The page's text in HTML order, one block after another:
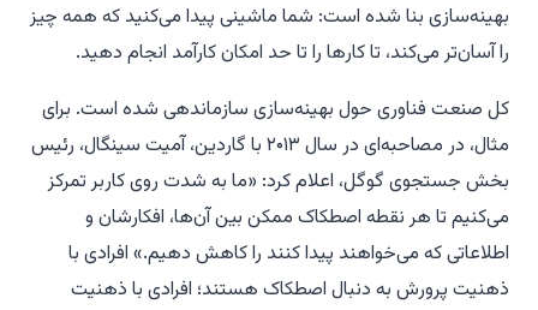
بهینه‌سازی بنا شده است: شما ماشینی پیدا می‌کنید که همه چیز
را آسان‌تر می‌کند، تا کارها را تا حد امکان کارآمد انجام دهید.
کل صنعت فناوری حول بهینه‌سازی سازماندهی شده است. برای
مثال، در مصاحبه‌ای در سال ۲۰۱۳ با
گاردین، آمیت سینگال، رئیس
بخش جستجوی گوگل، اعلام کرد: «ما به شدت روی کاربر تمرکز
می‌کنیم تا هر نقطه اصطکاک ممکن بین آن‌ها، افکارشان و
اطلاعاتی که می‌خواهند پیدا کنند را کاهش دهیم.» افرادی با
ذهنیت پرورش به دنبال اصطکاک هستند؛ افرادی با ذهنیت